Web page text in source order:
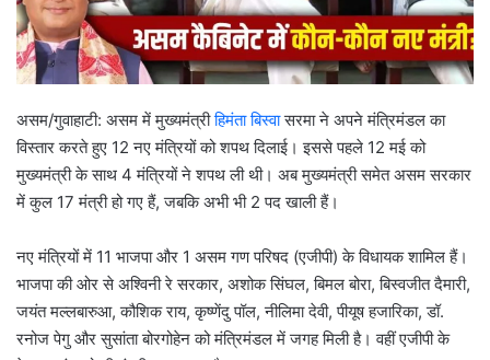
i
l
असम/गुवाहाटी: असम में मुख्यमंत्रीहिमंता बिस्वासरमा ने अपने मंत्रिमंडल का
विस्तार करते हुए 12 नए मंत्रियों को शपथ दिलाई। इससे पहले 12 मई को
मुख्यमंत्री के साथ 4 मंत्रियों ने शपथ ली थी। अब मुख्यमंत्री समेत असम सरकार
में कुल 17 मंत्री हो गए हैं, जबकि अभी भी 2 पद खाली हैं।
नए मंत्रियों में 11 भाजपा और 1 असम गण परिषद (एजीपी) के विधायक शामिल हैं।
भाजपा की ओर से अश्विनी रे सरकार, अशोक सिंघल, बिमल बोरा, बिस्वजीत दैमारी,
जयंत मल्लबारुआ, कौशिक राय, कृष्णेंदु पॉल, नीलिमा देवी, पीयूष हजारिका, डॉ.
रनोज पेगु और सुसांता बोरगोहेन को मंत्रिमंडल में जगह मिली है। वहीं एजीपी के